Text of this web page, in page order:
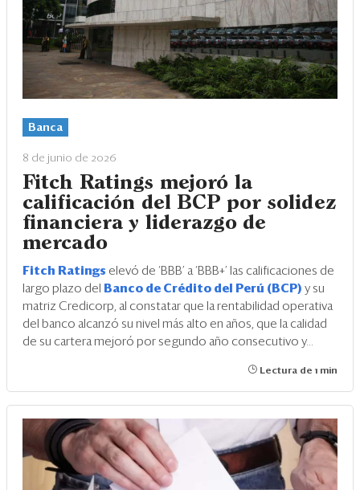
Banca
8 de junio de 2026
Fitch Ratings mejoró la
calificación del BCP por solidez
financiera y liderazgo de
mercado
Fitch Ratings elevó de ‘BBB’ a ‘BBB+’ las calificaciones de
largo plazo del
Banco de Crédito del Perú (BCP) y su
matriz Credicorp, al constatar que la rentabilidad operativa
del banco alcanzó su nivel más alto en años, que la calidad
de su cartera mejoró por segundo año consecutivo y...
Lectura de 1 min